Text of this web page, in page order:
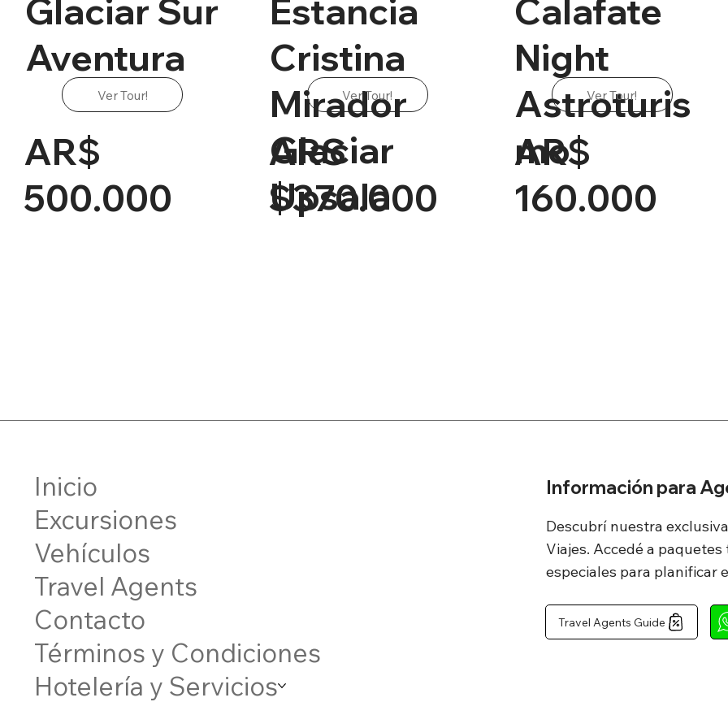
Glaciar Sur
Aventura
Ver Tour!
AR$
500.000
Estancia
Cristina
Mirador
Glaciar
Upsala
Ver Tour!
ARS
$370.000
Calafate
Night
Astroturis
mo
Ver Tour!
AR$
160.000
Inicio
Excursiones
Vehículos
Travel Agents
Contacto
Términos y Condiciones
Hotelería y Servicios
Información para
Descubrí nuestra
Viajes. Accedé a
especiales para planificar
Travel Agents Guide